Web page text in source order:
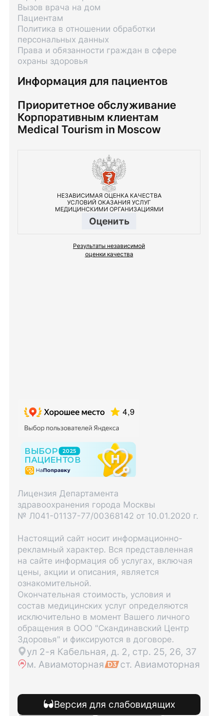
Информация для пациентов
Вызов врача на дом
Пациентам
Политика в отношении обработки
персональных данных
Права и обязанности граждан в сфере
охраны здоровья
Приоритетное обслуживание
Корпоративным клиентам
Medical Tourism in Moscow
НЕЗАВИСИМАЯ ОЦЕНКА КАЧЕСТВА
УСЛОВИЙ ОКАЗАНИЯ УСЛУГ
МЕДИЦИНСКИМИ ОРГАНИЗАЦИЯМИ
Оценить
Результаты независимой
оценки качества
Лицензия Департамента
здравоохранения города Москвы
№ Л041-01137-77/00368142 от 10.01.2020 г.
Настоящий сайт носит информационно-
рекламный характер. Вся представленная
на сайте информация об услугах, включая
цены, акции и описания, является
ознакомительной.
Окончательная стоимость, условия и
состав медицинских услуг определяются
исключительно в момент Вашего личного
обращения в ООО "Скандинавский Центр
Здоровья" и фиксируются в договоре.
ул 2-я Кабельная, д. 2, стр. 25, 26, 37
м. Авиамоторная
ст. Авиамоторная
Версия для слабовидящих